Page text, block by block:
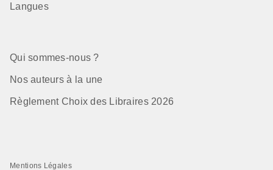
Langues
Qui sommes-nous ?
Nos auteurs à la une
Règlement Choix des Libraires 2026
Mentions Légales